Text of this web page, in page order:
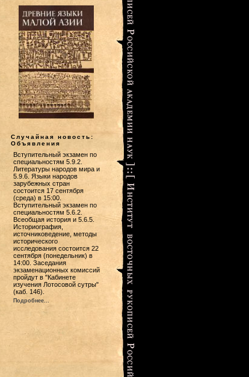
Случайная новость:
Объявления
Вступительный экзамен по
специальностям 5.9.2.
Литературы народов мира и
5.9.6. Языки народов
зарубежных стран
состоится 17 сентября
(среда) в 15:00.
Вступительный экзамен по
специальностям 5.6.2.
Всеобщая история и 5.6.5.
Историография,
источниковедение, методы
исторического
исследования состоится 22
сентября (понедельник) в
14:00. Заседания
экзаменационных комиссий
пройдут в "Кабинете
изучения Лотосовой сутры"
(каб. 146).
Подробнее...